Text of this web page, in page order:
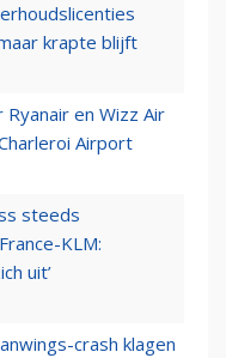
krapte blijft
en Wizz Air
Airport
steeds
KLM:
uit’
crash klagen